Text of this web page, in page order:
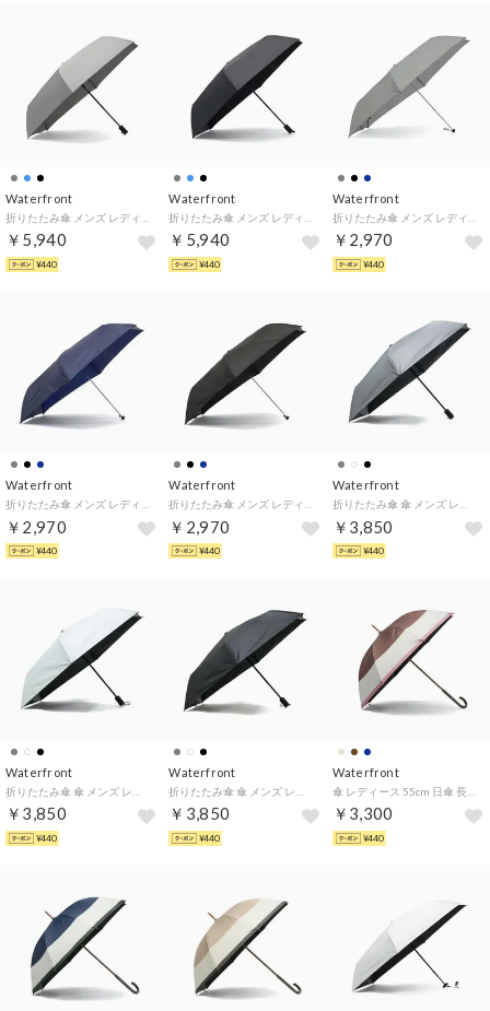
Waterfront
￥5,940
¥440
Waterfront
￥5,940
¥440
Waterfront
￥2,970
¥440
Waterfront
￥2,970
¥440
Waterfront
￥2,970
¥440
Waterfront
￥3,850
¥440
Waterfront
￥3,850
¥440
Waterfront
￥3,850
¥440
Waterfront
傘 レディース 55cm 日傘 長傘 雨傘 長 手開き 手動 手動開閉 大人 おしゃれ 晴雨兼用 雨 ブランド umbulatio モクット UVブロック ブロックボーダー S155-1300 （ブロックボーダーブラウン）
￥3,300
¥440